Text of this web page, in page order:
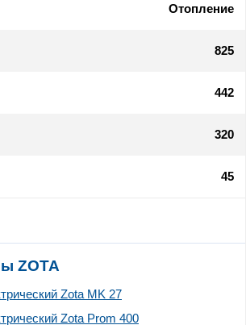
Отопление
825
442
320
45
ZOTA
Zota MK 27
Zota Prom 400